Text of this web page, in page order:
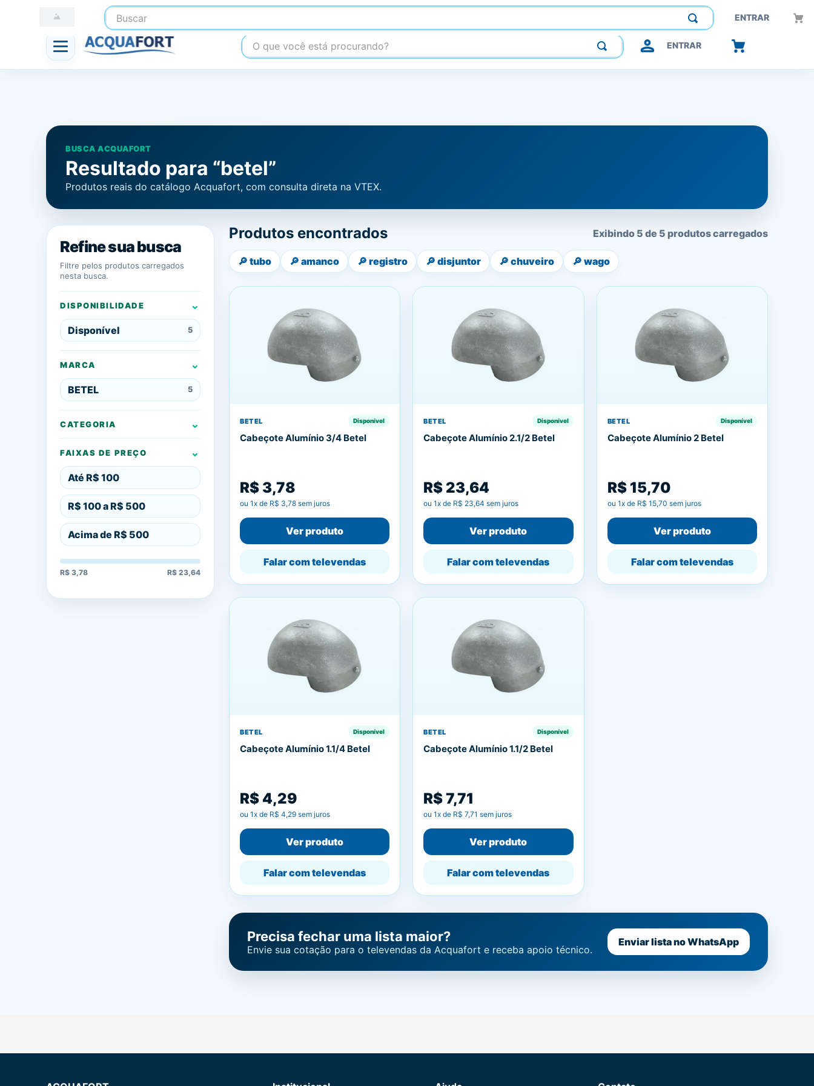
Buscar ENTRAR
☎ (41) 3247-1199 Construindo confiança, inovando o futuro.
O que você está procurando? ENTRAR
BUSCA ACQUAFORT
Resultado para “betel”
Produtos reais do catálogo Acquafort, com consulta direta na VTEX.
Refine sua busca
Filtre pelos produtos carregados
nesta busca.
DISPONIBILIDADE
Disponível 5
MARCA
BETEL 5
CATEGORIA
FAIXAS DE PREÇO
Até R$ 100
R$ 100 a R$ 500
Acima de R$ 500
R$ 3,78 R$ 23,64
Produtos encontrados Exibindo 5 de 5 produtos carregados
🔎 tubo 🔎 amanco 🔎 registro 🔎 disjuntor 🔎 chuveiro 🔎 wago
BETEL Disponível
Cabeçote Alumínio 3/4 Betel
R$ 3,78
ou 1x de R$ 3,78 sem juros
Ver produto
Falar com televendas
BETEL Disponível
Cabeçote Alumínio 2.1/2 Betel
R$ 23,64
ou1x de R$ 23,64 sem juros
Ver produto
Falar com televendas
BETEL Disponível
Cabeçote Alumínio 2 Betel
R$ 15,70
ou 1x de R$ 15,70 sem juros
Ver produto
Falar com televendas
BETEL Disponível
Cabeçote Alumínio 1.1/4 Betel
R$ 4,29
ou 1x de R$ 4,29 sem juros
Ver produto
Falar com televendas
BETEL Disponível
Cabeçote Alumínio 1.1/2 Betel
R$ 7,71
ou1x de R$ 7,71 sem juros
Ver produto
Falar com televendas
Precisa fechar uma lista maior?
Envie sua cotação para o televendas da Acquafort e receba apoio técnico.
Enviar lista no WhatsApp